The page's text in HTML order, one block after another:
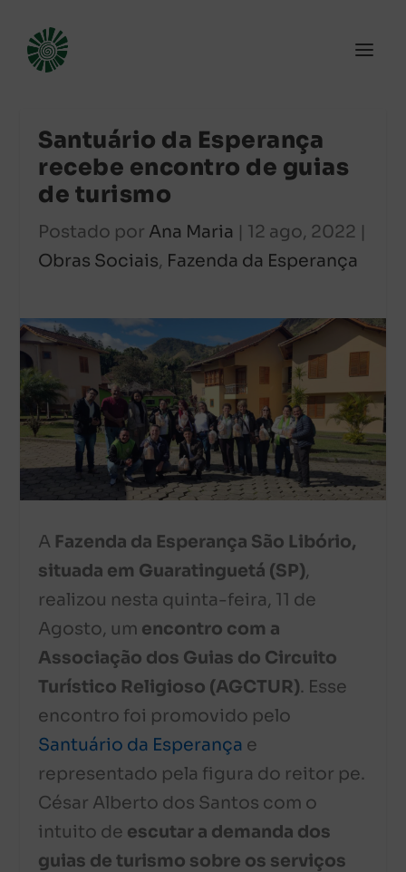
Santuário da Esperança
recebe encontro de guias
de turismo
Postado por Ana Maria | 12 ago, 2022 |
Obras Sociais, Fazenda da Esperança
A Fazenda da Esperança São Libório,
situada em Guaratinguetá (SP),
realizou nesta quinta-feira, 11 de
Agosto, um encontro com a
Associação dos Guias do Circuito
Turístico Religioso (AGCTUR). Esse
encontro foi promovido pelo
Santuário da Esperança e
representado pela figura do reitor pe.
César Alberto dos Santos com o
intuito de escutar a demanda dos
guias de turismo sobre os serviços